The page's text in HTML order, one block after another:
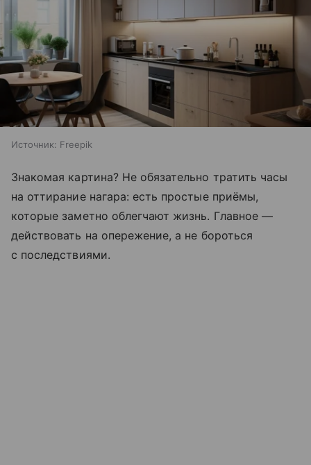
Источник: Freepik
Знакомая картина? Не обязательно тратить часы
на оттирание нагара: есть простые приёмы,
которые заметно облегчают жизнь. Главное —
действовать на опережение, а не бороться
с последствиями.